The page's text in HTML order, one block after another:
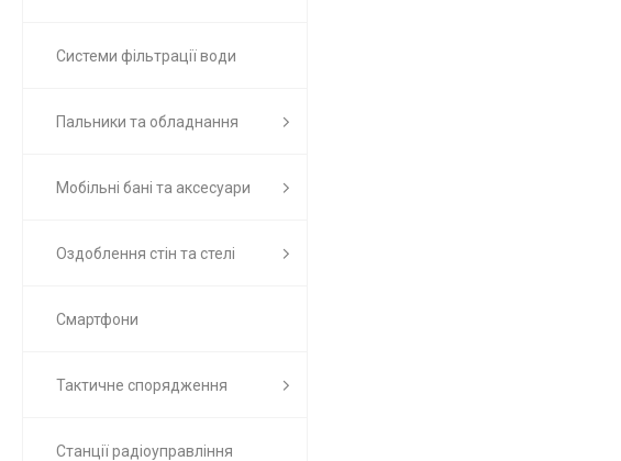
Системи фільтрації води
Пальники та обладнання
Мобільні бані та аксесуари
Оздоблення стін та стелі
Смартфони
Тактичне спорядження
Станції радіоуправління